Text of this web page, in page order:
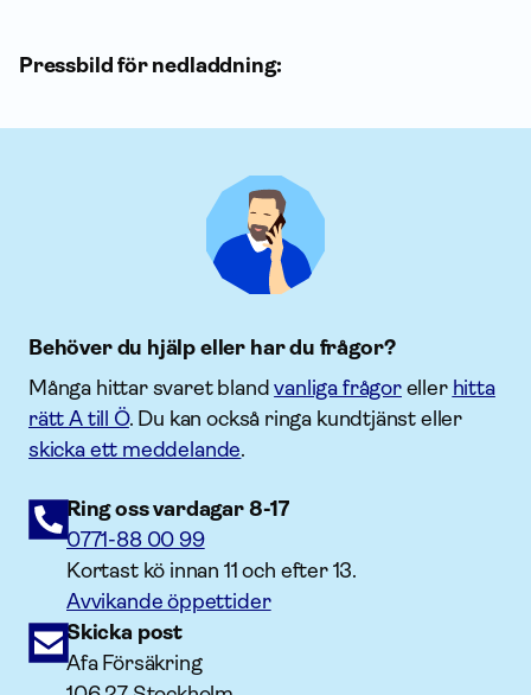
Pressbild för nedladdning:
Behöver du hjälp eller har du frågor?
Många hittar svaret blandvanliga frågoreller hitta
rätt A till Ö. Du kan också ringa kundtjänst eller
skicka ett meddelande.
Ring oss vardagar 8-17
0771-88 00 99
Kortast kö innan 11 och efter 13.
Avvikande öppettider
Skicka post
Afa Försäkring